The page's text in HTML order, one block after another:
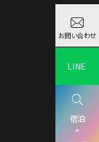
お問い合わせ
LINE
宿泊
+